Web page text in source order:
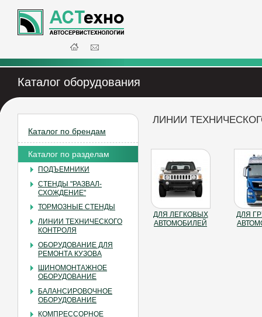
Каталог оборудования
Каталог по брендам
Каталог по разделам
ПОДЪЕМНИКИ
СТЕНДЫ "РАЗВАЛ-
СХОЖДЕНИЕ"
ТОРМОЗНЫЕ СТЕНДЫ
ЛИНИИ ТЕХНИЧЕСКОГО
КОНТРОЛЯ
ОБОРУДОВАНИЕ ДЛЯ
РЕМОНТА КУЗОВА
ШИНОМОНТАЖНОЕ
ОБОРУДОВАНИЕ
БАЛАНСИРОВОЧНОЕ
ОБОРУДОВАНИЕ
КОМПРЕССОРНОЕ
ЛИНИИ
ДЛЯ ЛЕГКОВЫХ
АВТОМОБИЛЕЙ
ДЛЯ